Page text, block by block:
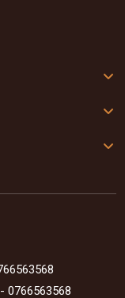
-0766563568